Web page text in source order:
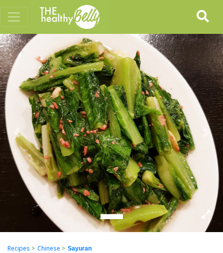
Previous Next
Recipes > Chinese > Sayuran